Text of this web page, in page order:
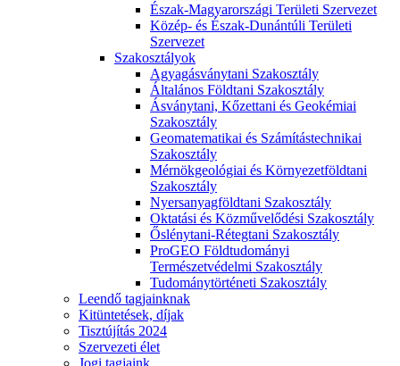
Észak-Magyarországi Területi Szervezet
Közép- és Észak-Dunántúli Területi
Szervezet
Szakosztályok
Agyagásványtani Szakosztály
Általános Földtani Szakosztály
Ásványtani, Kőzettani és Geokémiai
Szakosztály
Geomatematikai és Számítástechnikai
Szakosztály
Mérnökgeológiai és Környezetföldtani
Szakosztály
Nyersanyagföldtani Szakosztály
Oktatási és Közművelődési Szakosztály
Őslénytani-Rétegtani Szakosztály
ProGEO Földtudományi
Természetvédelmi Szakosztály
Tudománytörténeti Szakosztály
Leendő tagjainknak
Kitüntetések, díjak
Tisztújítás 2024
Szervezeti élet
Jogi tagjaink